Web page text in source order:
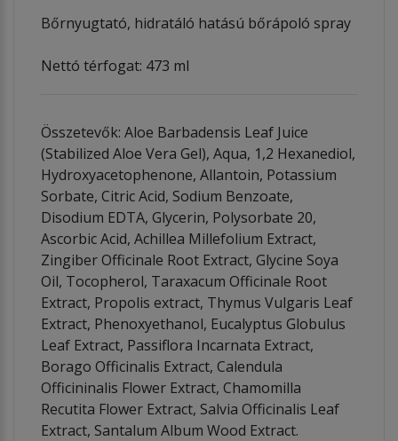
Bőrnyugtató, hidratáló hatású bőrápoló spray
Nettó térfogat: 473 ml
Összetevők: Aloe Barbadensis Leaf Juice
(Stabilized Aloe Vera Gel), Aqua, 1,2 Hexanediol,
Hydroxyacetophenone, Allantoin, Potassium
Sorbate, Citric Acid, Sodium Benzoate,
Disodium EDTA, Glycerin, Polysorbate 20,
Ascorbic Acid, Achillea Millefolium Extract,
Zingiber Officinale Root Extract, Glycine Soya
Oil, Tocopherol, Taraxacum Officinale Root
Extract, Propolis extract, Thymus Vulgaris Leaf
Extract, Phenoxyethanol, Eucalyptus Globulus
Leaf Extract, Passiflora Incarnata Extract,
Borago Officinalis Extract, Calendula
Officininalis Flower Extract, Chamomilla
Recutita Flower Extract, Salvia Officinalis Leaf
Extract, Santalum Album Wood Extract.